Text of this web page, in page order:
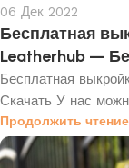
06 Дек 2022
Бесплатная
Leatherhub —
Бесплатная
Скачать У нас
Продолжить чтение